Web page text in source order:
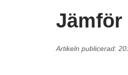
Jämför
Artikeln publicerad: